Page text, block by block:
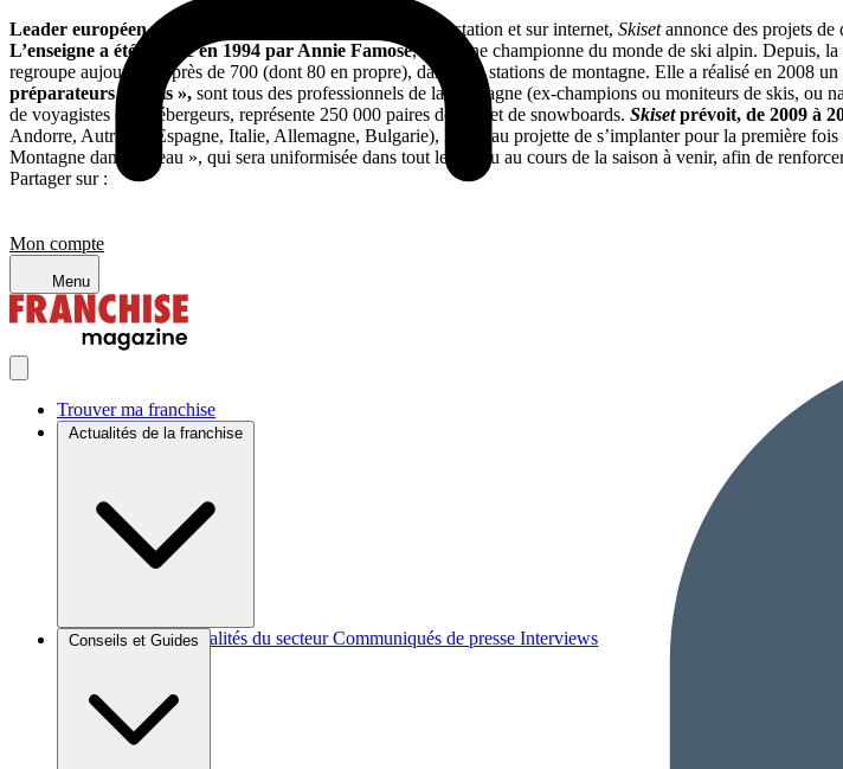
Mon compte
Menu
Trouver ma franchise
Actualités de la franchise
Brèves et actus Actualités du secteur Communiqués de presse Interviews
Conseils et Guides
Leader européen de la location de skis
et snowboards en station et sur internet, Skisetannonce des projets
L’enseigne a été fondée en 1994 par Annie Famose, ancienne championne du monde de ski alpin. Depuis,
regroupe aujourd’hui près de 700 (dont 80 en propre), dans 350 stations de montagne. Elle a réalisé en 2008
préparateurs de skis », sont tous des professionnels de la montagne (ex-champions ou moniteurs de skis,
de voyagistes et d’hébergeurs, représente 250 000 paires de skis et de snowboards. Skisetprévoit, de 2009 à
Andorre, Autriche, Espagne, Italie, Allemagne, Bulgarie), le réseau projette de s’implanter pour la première
Montagne dans la Peau », qui sera uniformisée dans tout le réseau au cours de la saison à venir, afin de
Partager sur :